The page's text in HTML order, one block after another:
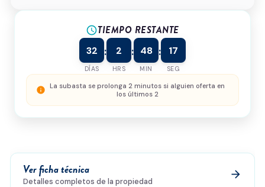
política de privacidady el
tratamiento de
Enviar solicitud
scheduleTIEMPO RESTANTE
32
DÍAS
: 2
HRS
: 48
MIN
: 17
SEG
info La subasta se prolonga 2 minutos si alguien oferta en
los últimos 2
Ver ficha técnica
Detalles completos de la propiedad
arrow_forward